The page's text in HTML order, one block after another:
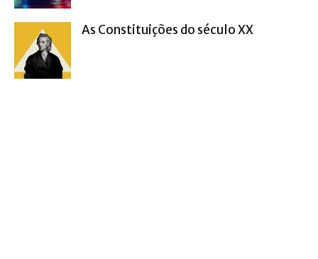
As Constituições do século XX